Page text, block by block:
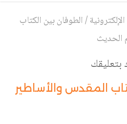
/الطوفان بين الكتاب
الحديث
المقدس والأساطير